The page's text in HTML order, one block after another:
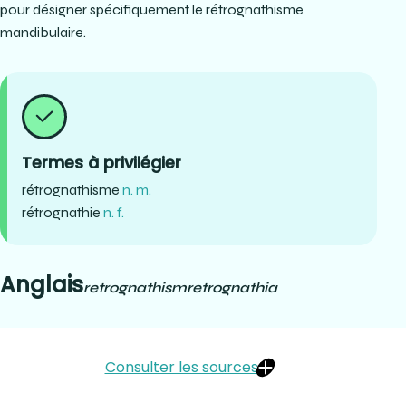
pour désigner spécifiquement le rétrognathisme
mandibulaire.
Termes à privilégier
rétrognathisme n. m.
rétrognathie n. f.
Anglaisretrognathismretrognathia
Consulter les sources